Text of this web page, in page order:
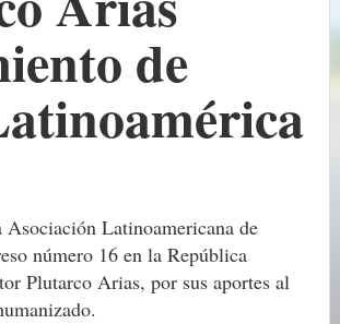
de
Asociación Latinoamericana de
número 16 en la República
Plutarco Arias, por sus aportes al